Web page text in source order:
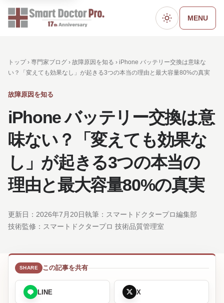
ダークモード
MENU
トップ › 専門家ブログ › 故障原因を知る › iPhone バッテリー交換は意味な
い？「変えても効果なし」が起きる3つの本当の理由と最大容量80%の真実
故障原因を知る
iPhone バッテリー交換は意
味ない？「変えても効果な
し」が起きる3つの本当の
理由と最大容量80%の真実
更新日： 2026年7月20日執筆：スマートドクタープロ編集部
技術監修： スマートドクタープロ 技術品質管理室
この記事を共有
LINE X